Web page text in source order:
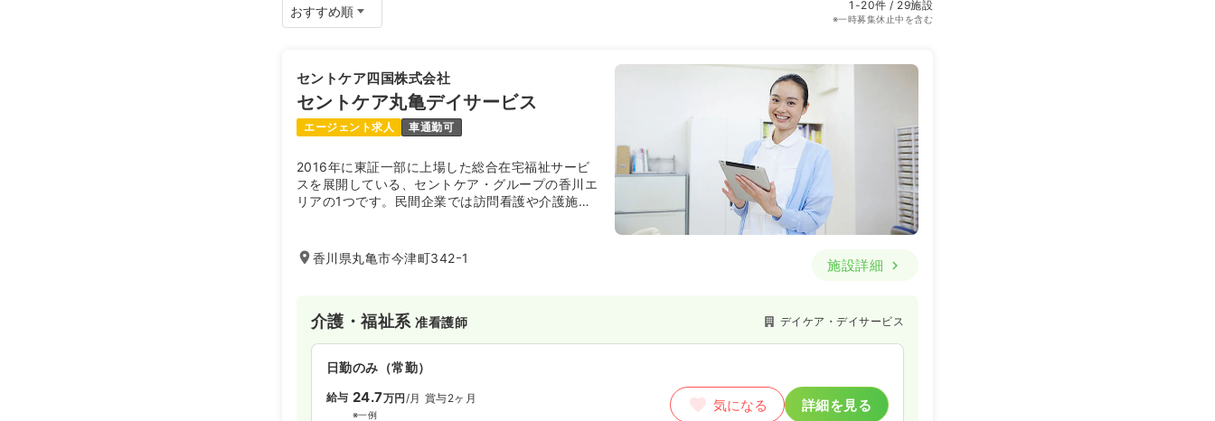
1-20件 / 29施設
※一時募集休止中を含む
セントケア四国株式会社
セントケア丸亀デイサービス
エージェント求人 車通勤可
2016年に東証一部に上場した総合在宅福祉サービ
スを展開している、セントケア・グループの香川エ
リアの1つです。民間企業では訪問看護や介護施設
香川県丸亀市今津町342ｰ1 施設詳細
介護・福祉系准看護師 デイケア・デイサービス
日勤のみ（常勤）
給与 24.7万円/月 賞与2ヶ月
※一例
気になる 詳細を見る